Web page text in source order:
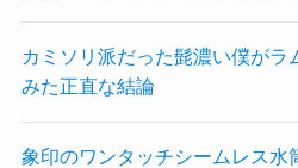
カミソリ派だった髭濃い僕がラ
みた正直な結論
象印のワンタッチシームレス水